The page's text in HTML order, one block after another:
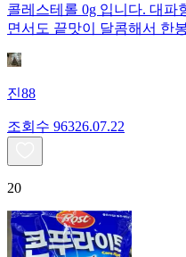
콜레스테롤 0g 입니다. 대파
면서도 끝맛이 달콤해서 한
진88
조회수 96326.07.22
20